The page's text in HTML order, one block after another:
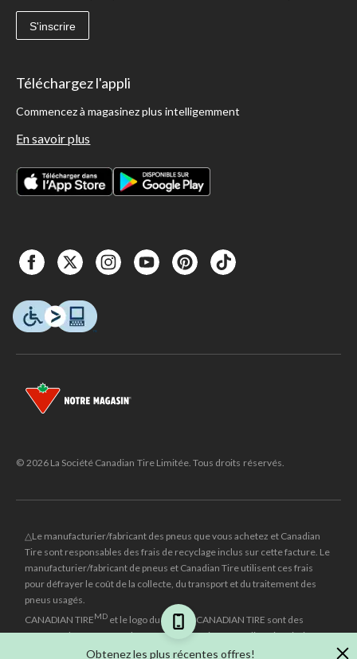
Obtenez les plus récentes offres!
S'inscrire
Téléchargez l'appli
Commencez à magasinez plus intelligemment
En savoir plus
© 2026 La Société Canadian Tire Limitée. Tous droits réservés.
△Le manufacturier/fabricant des pneus que vous achetez et Canadian
Tire sont responsables des frais de recyclage inclus sur cette facture. Le
manufacturier/fabricant de pneus et Canadian Tire utilisent ces frais
pour défrayer le coût de la collecte, du transport et du traitement des
pneus usagés.
CANADIAN TIREMD et le logo du triangle CANADIAN TIRE sont des
marques de commerce déposées de la Société Canadian Tire Limitée.